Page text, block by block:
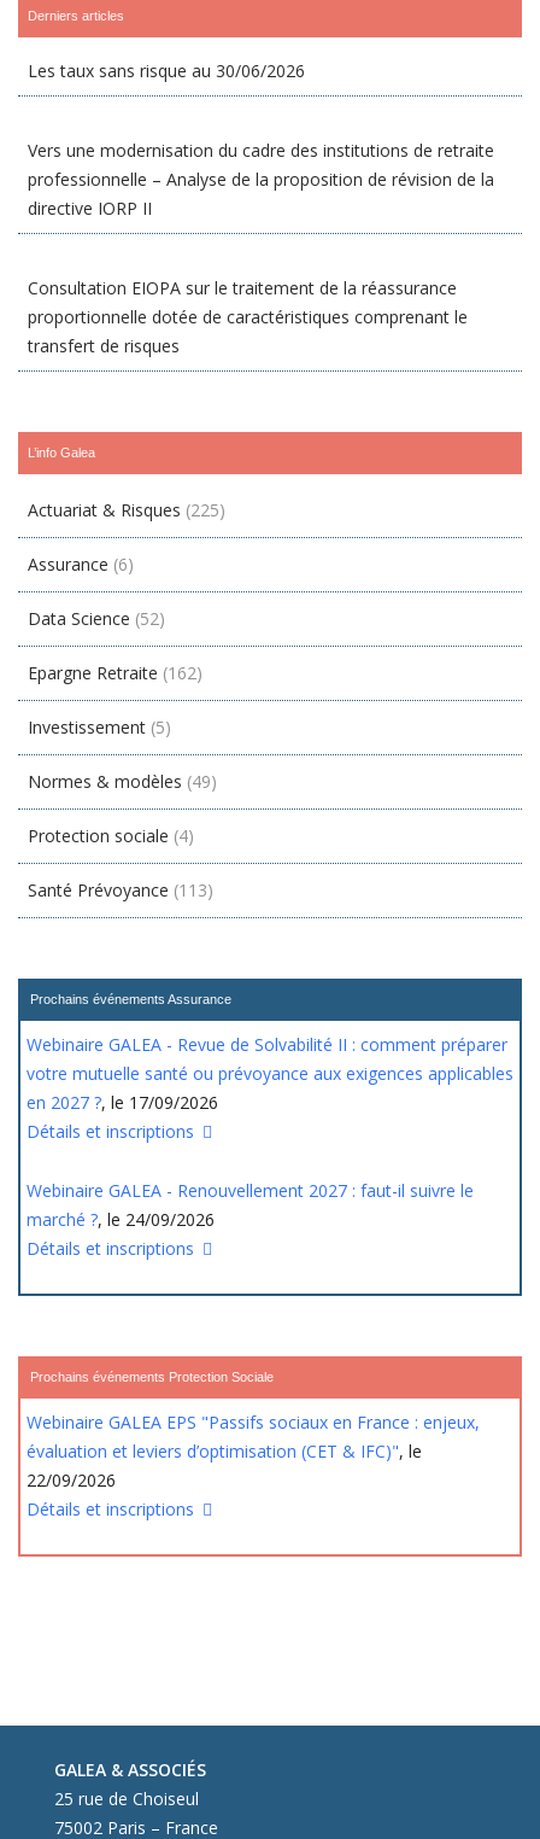
Derniers articles
Les taux sans risque au 30/06/2026
Vers une modernisation du cadre des institutions de retraite
professionnelle – Analyse de la proposition de révision de la
directive IORP II
Consultation EIOPA sur le traitement de la réassurance
proportionnelle dotée de caractéristiques comprenant le
transfert de risques
L’info Galea
Actuariat & Risques (225)
Assurance (6)
Data Science (52)
Epargne Retraite (162)
Investissement (5)
Normes & modèles (49)
Protection sociale (4)
Santé Prévoyance (113)
Prochains événements Assurance
Webinaire GALEA - Revue de Solvabilité II : comment préparer
votre mutuelle santé ou prévoyance aux exigences applicables
en 2027 ?, le 17/09/2026
Détails et inscriptions
Webinaire GALEA - Renouvellement 2027 : faut-il suivre le
marché ?, le 24/09/2026
Détails et inscriptions
Prochains événements Protection Sociale
Webinaire GALEA EPS "Passifs sociaux en France : enjeux,
évaluation et leviers d’optimisation (CET & IFC)", le
22/09/2026
Détails et inscriptions
GALEA & ASSOCIÉS
25 rue de Choiseul
75002 Paris – France